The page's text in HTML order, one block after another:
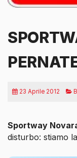
23 Aprile 2012
Sportway
disturbo: stiamo